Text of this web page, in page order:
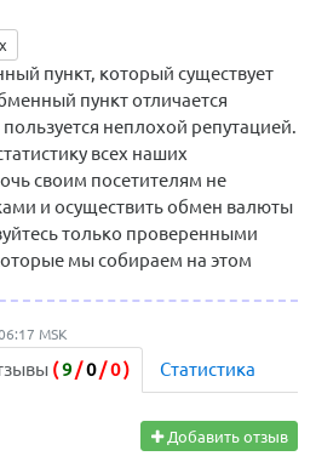
пункт, который существует
пункт отличается
неплохой репутацией.
всех наших
своим посетителям не
и осуществить обмен валюты
только проверенными
мы собираем на этом
MSK
(9/0/0) Статистика
Добавить отзыв